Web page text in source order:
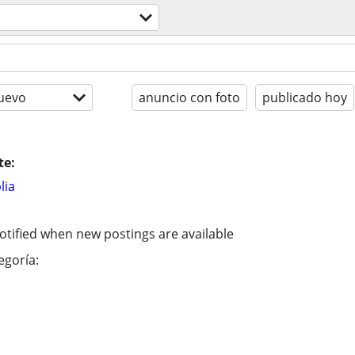
anuncio con foto publicado hoy
when new postings are available